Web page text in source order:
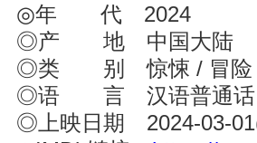
◎年 代 2024
◎产 地 中国大陆
◎类 别 惊悚 / 冒险
◎语 言 汉语普通话
◎上映日期 2024-03-